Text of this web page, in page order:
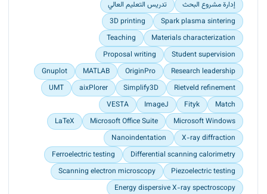
Gained experience in multiple devices, including
X-ray diffraction, nanoindentation, differential
scanning calorimetry, ferroelectric and
piezoelectric tests, scanning electron microscopy,
as well as energy dispersive X-ray
spectroscopy</p>
إدارة مشروع البحث
تدريس التعليم العالي
Spark plasma sintering
3D printing
Materials characterization
Teaching
Student supervision
Proposal writing
Research leadership
OriginPro
MATLAB
Gnuplot
Rietveld refinement
Simplify3D
aixPlorer
UMT
Match
Fityk
ImageJ
VESTA
Microsoft Windows
Microsoft Office Suite
LaTeX
X-ray diffraction
Nanoindentation
Differential scanning calorimetry
Ferroelectric testing
Piezoelectric testing
Scanning electron microscopy
Energy dispersive X-ray spectroscopy